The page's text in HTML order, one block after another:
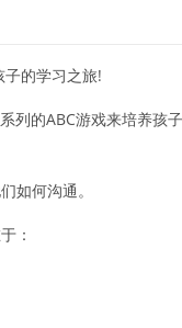
的学习之旅!
列的ABC游戏来培养孩
如何沟通。
：